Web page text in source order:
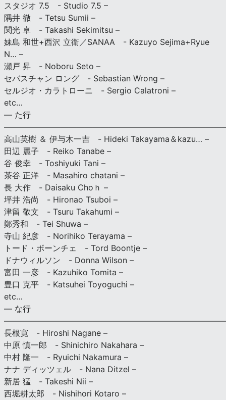
スタジオ 7.5 - Studio 7.5 –
隅井 徹 - Tetsu Sumii –
関光 卓 - Takashi Sekimitsu –
妹島 和世+西沢 立衛／SANAA - Kazuyo Sejima+Ryue
N… –
瀬戸 昇 - Noboru Seto –
セバスチャン ロング - Sebastian Wrong –
セルジオ・カラトローニ - Sergio Calatroni –
etc…
— た行
高山英樹 ＆ 伊与木一吉 - Hideki Takayama＆kazu… –
田辺 麗子 - Reiko Tanabe –
谷 俊幸 - Toshiyuki Tani –
茶谷 正洋 - Masahiro chatani –
長 大作 - Daisaku Choｈ –
坪井 浩尚 - Hironao Tsuboi –
津留 敬文 - Tsuru Takahumi –
鄭秀和 - Tei Shuwa –
寺山 紀彦 - Norihiko Terayama –
トード・ボーンチェ - Tord Boontje –
ドナウィルソン - Donna Wilson –
富田 一彦 - Kazuhiko Tomita –
豊口 克平 - Katsuhei Toyoguchi –
etc…
— な行
長根寛 - Hiroshi Nagane –
中原 慎一郎 - Shinichiro Nakahara –
中村 隆一 - Ryuichi Nakamura –
ナナ ディッツェル - Nana Ditzel –
新居 猛 - Takeshi Nii –
西堀耕太郎 - Nishihori Kotaro –